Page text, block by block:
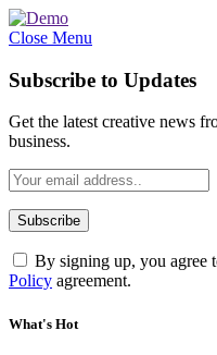
Close Menu
Subscribe to Updates
Get the latest creative news
business.
By signing up, you agree
Policy agreement.
What's Hot